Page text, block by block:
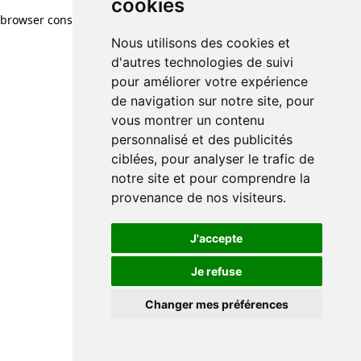
cookies
Nous utilisons des cookies et
d'autres technologies de suivi
pour améliorer votre expérience
de navigation sur notre site, pour
vous montrer un contenu
personnalisé et des publicités
ciblées, pour analyser le trafic de
notre site et pour comprendre la
provenance de nos visiteurs.
J'accepte
Je refuse
Changer mes préférences
browser console for more information)